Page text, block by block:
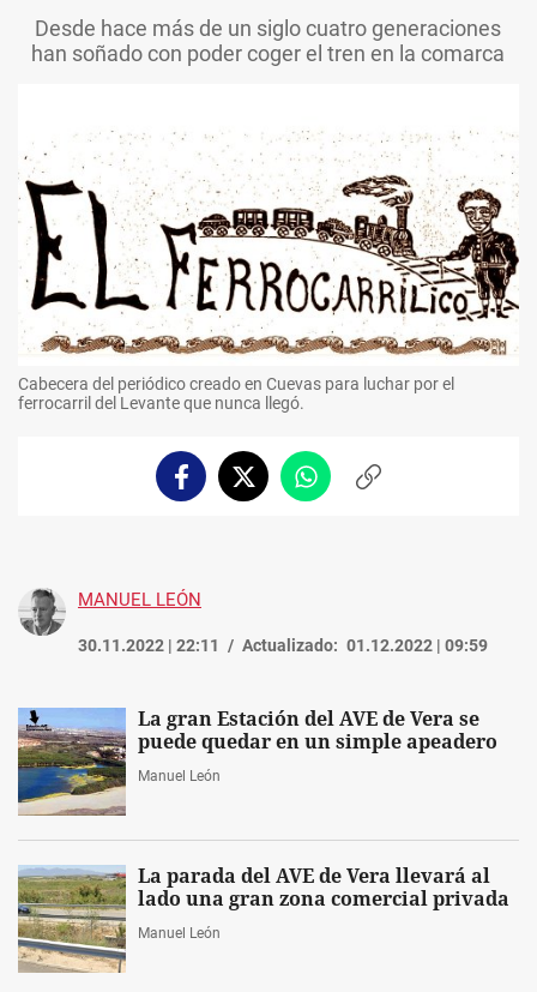
Desde hace más de un siglo cuatro generaciones
han soñado con poder coger el tren en la comarca
Cabecera del periódico creado en Cuevas para luchar por el
ferrocarril del Levante que nunca llegó.
FacebookTwitterWhatsappCopiar
MANUEL LEÓN
30.11.2022 | 22:11 Actualizado: 01.12.2022 | 09:59
La gran Estación del AVE de Vera se
puede quedar en un simple apeadero
Manuel León
La parada del AVE de Vera llevará al
lado una gran zona comercial privada
Manuel León